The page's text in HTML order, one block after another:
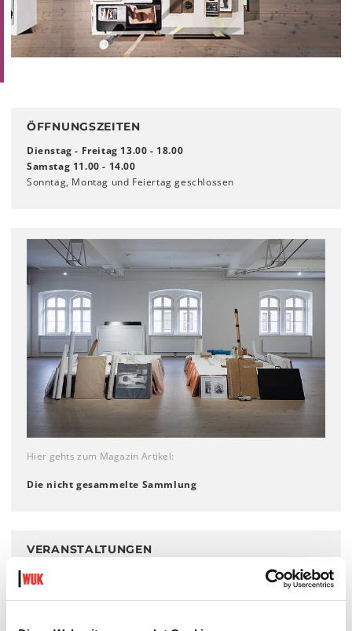
ÖFFNUNGSZEITEN
Dienstag - Freitag 13.00 - 18.00
Samstag 11.00 - 14.00
Sonntag, Montag und Feiertag geschlossen
Hier gehts zum Magazin Artikel:
Die nicht gesammelte Sammlung
VERANSTALTUNGEN
Mi 24.1.2024, 18.00
Opening: Täterätää! KEX macht auf